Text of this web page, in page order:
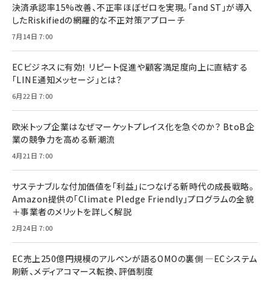
決済承認率15%改善、不正率ほぼゼロを実現。「and ST」が導入
したRiskifiedの網羅的な不正対策アプローチ
7月14日 7:00
ECビジネスに有効！ リピート促進や顧客満足度向上に直結する
「LINE通知メッセージ」とは？
6月22日 7:00
欧米トップ企業はなぜマーケットプレイス化を急ぐのか？ BtoB企
業の競争力を高める新潮流
4月21日 7:00
サステナブルな付加価値を「利益」につなげる新時代の成長戦略。
Amazon提供の「Climate Pledge Friendly」プログラムの全貌
＋事業者のメリットを詳しく解説
2月24日 7:00
EC売上250億円規模のアルペンが語るOMOの裏側 ―ECシステム
刷新、メディアコマース転換、評価制度